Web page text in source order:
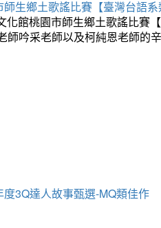
生鄉土歌謠比賽【臺灣台語
化館桃園市師生鄉土歌謠比賽
師吟采老師以及柯純恩老師的
3Q達人故事甄選-MQ類佳作